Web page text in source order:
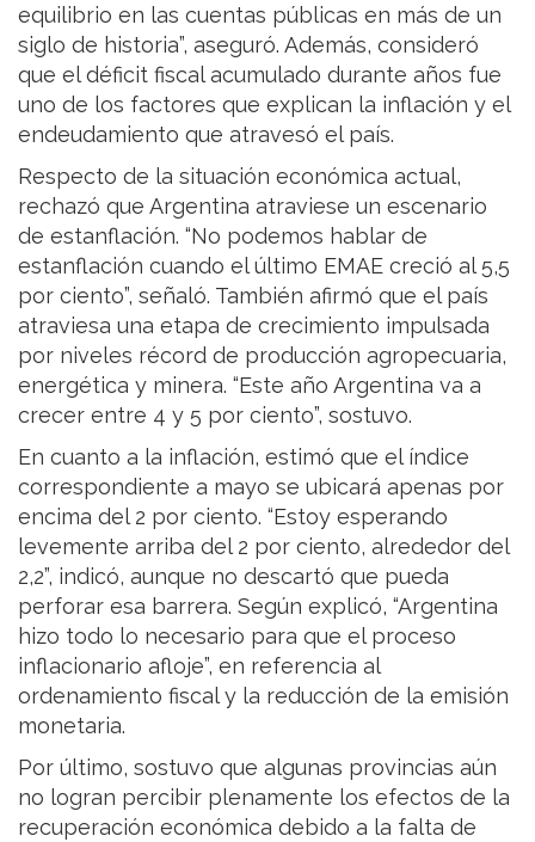
equilibrio en las cuentas públicas en más de un
siglo de historia”, aseguró. Además, consideró
que el déficit fiscal acumulado durante años fue
uno de los factores que explican la inflación y el
endeudamiento que atravesó el país.
Respecto de la situación económica actual,
rechazó que Argentina atraviese un escenario
de estanflación. “No podemos hablar de
estanflación cuando el último EMAE creció al 5,5
por ciento”, señaló. También afirmó que el país
atraviesa una etapa de crecimiento impulsada
por niveles récord de producción agropecuaria,
energética y minera. “Este año Argentina va a
crecer entre 4 y 5 por ciento”, sostuvo.
En cuanto a la inflación, estimó que el índice
correspondiente a mayo se ubicará apenas por
encima del 2 por ciento. “Estoy esperando
levemente arriba del 2 por ciento, alrededor del
2,2”, indicó, aunque no descartó que pueda
perforar esa barrera. Según explicó, “Argentina
hizo todo lo necesario para que el proceso
inflacionario afloje”, en referencia al
ordenamiento fiscal y la reducción de la emisión
monetaria.
Por último, sostuvo que algunas provincias aún
no logran percibir plenamente los efectos de la
recuperación económica debido a la falta de